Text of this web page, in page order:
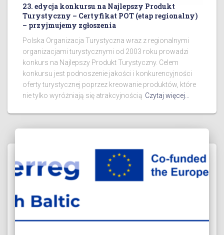
23. edycja konkursu na Najlepszy Produkt
Turystyczny – Certyfikat POT (etap regionalny)
– przyjmujemy zgłoszenia
Polska Organizacja Turystyczna wraz z regionalnymi
organizacjami turystycznymi od 2003 roku prowadzi
konkurs na Najlepszy Produkt Turystyczny. Celem
konkursu jest podnoszenie jakości i konkurencyjności
oferty turystycznej poprzez kreowanie produktów, które
nie tylko wyróżniają się atrakcyjnością Czytaj więcej…